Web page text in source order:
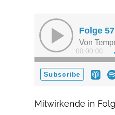
Mitwirkende in